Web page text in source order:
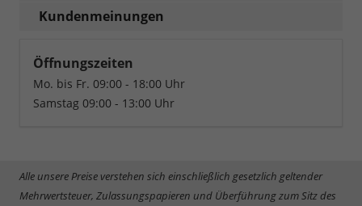
Kundenmeinungen
Öffnungszeiten
Mo. bis Fr. 09:00 - 18:00 Uhr
Samstag 09:00 - 13:00 Uhr
Alle unsere Preise verstehen sich einschließlich gesetzlich geltender
Mehrwertsteuer, Zulassungspapieren und Überführung zum Sitz des